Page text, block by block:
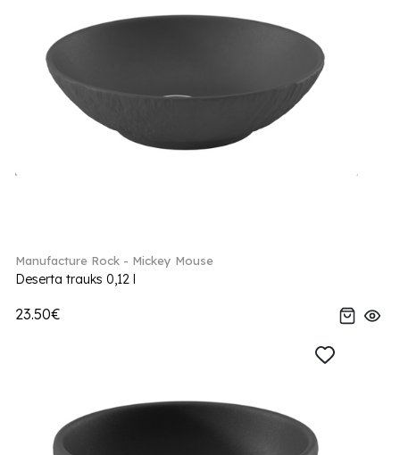
Manufacture Rock - Mickey Mouse
Deserta trauks 0,12 l
23.50€